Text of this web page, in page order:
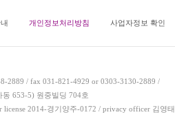
개인정보처리방침 사업자정보 확인
2889 / fax 031-821-4929 or 0303-3130-2889 /
동 653-5) 원중빌딩 704호
license 2014-경기양주-0172 / privacy officer 김영태